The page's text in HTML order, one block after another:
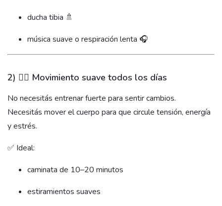
ducha tibia 🚿
música suave o respiración lenta 🎧
2) 🚶‍♀️ Movimiento suave todos los días
No necesitás entrenar fuerte para sentir cambios.
Necesitás mover el cuerpo para que circule tensión, energía
y estrés.
✅ Ideal:
caminata de 10–20 minutos
estiramientos suaves